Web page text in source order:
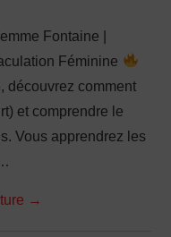
Fontaine |
Féminine
découvrez comment
et comprendre le
Vous apprendrez les
→